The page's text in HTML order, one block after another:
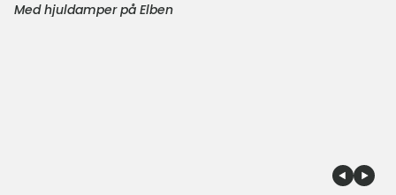
Med hjuldamper på Elben